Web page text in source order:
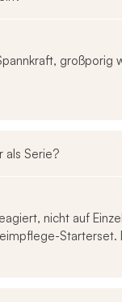
als Serie?
nicht auf